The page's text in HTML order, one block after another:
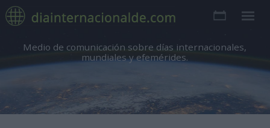
Medio de comunicación sobre días internacionales,
mundiales y efemérides.